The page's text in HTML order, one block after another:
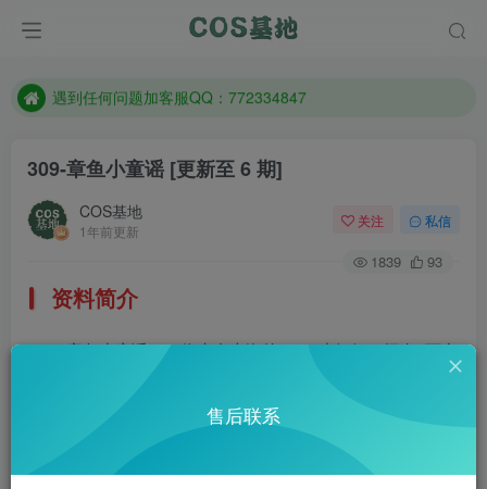
防失联：百度搜索《一七天佳》，实时查看最新站点。
遇到任何问题加客服QQ：772334847
309-章鱼小童谣 [更新至 6 期]
COS基地
1年前更新
关注 私信
1839 93
资料简介
章鱼小童谣，一位来自上海的coser小姐姐，拥有6万多
微博：@章鱼小童谣
售后联系